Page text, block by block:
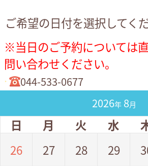
ご希望の日付を選択してくだ
※当日のご予約については
問い合わせください。
044-533-0677
2026年 8月
日
月 火 水
26
27 28 29